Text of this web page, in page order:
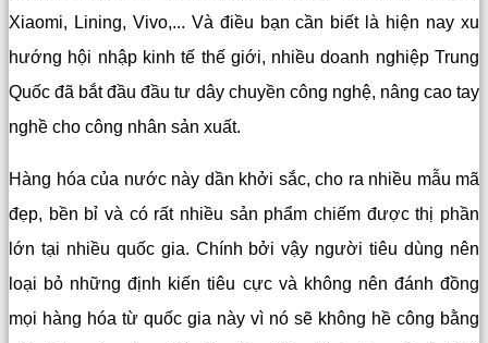
Xiaomi, Lining, Vivo,... Và điều bạn cần biết là hiện nay xu
hướng hội nhập kinh tế thế giới, nhiều doanh nghiệp Trung
Quốc đã bắt đầu đầu tư dây chuyền công nghệ, nâng cao tay
nghề cho công nhân sản xuất.
Hàng hóa của nước này dần khởi sắc, cho ra nhiều mẫu mã
đẹp, bền bỉ và có rất nhiều sản phẩm chiếm được thị phần
lớn tại nhiều quốc gia. Chính bởi vậy người tiêu dùng nên
loại bỏ những định kiến tiêu cực và không nên đánh đồng
mọi hàng hóa từ quốc gia này vì nó sẽ không hề công bằng